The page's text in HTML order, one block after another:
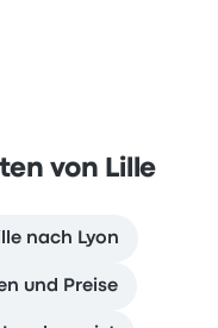
von Lille
nach Lyon
und Preise